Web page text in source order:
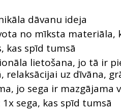
dāvanu ideja
no mīksta materiāla,
kas spīd tumsā
lietošana, jo tā ir
relaksācijai uz dīvāna,
jo sega ir mazgājama
sega, kas spīd tumsā